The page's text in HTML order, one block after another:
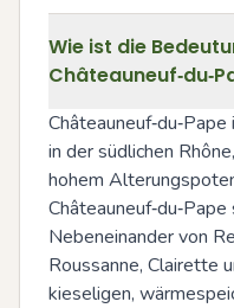
Wie ist die
in der südlichen
hohem
Nebeneinander von
Roussanne, Clairette
kieseligen,